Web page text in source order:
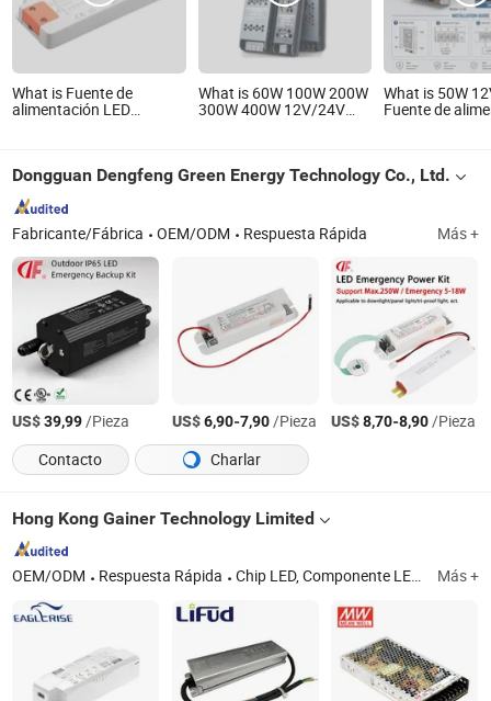
What is Fuente de
alimentación LED
IP44 IP20 con
What is 60W 100W 200W
300W 400W 12V/24V
What is 50W
Fuente de
Dongguan Dengfeng Green Energy Technology Co., Ltd.
Fabricante/Fábrica OEM/ODM Respuesta Rápida Más +
US$39,99/Pieza US$6,90-7,90/Pieza US$8,70-8,90/Pieza
Contacto
Charlar
Hong Kong Gainer Technology Limited
OEM/ODM Respuesta Rápida Chip LED, Componente LED, Fuente de alimentación LED, Lente óptica LED, Componentes electrónicos, Controlador LED, Diodo emisor de luz, LED de alta potencia, LED SMD, LED COB Más +